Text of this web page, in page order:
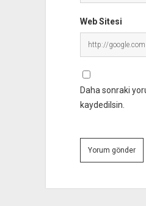
Web Sitesi
Daha sonraki
kaydedilsin.